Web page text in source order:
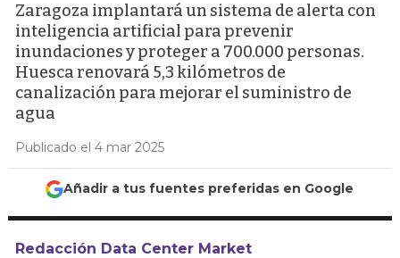
Zaragoza implantará un sistema de alerta con
inteligencia artificial para prevenir
inundaciones y proteger a 700.000 personas.
Huesca renovará 5,3 kilómetros de
canalización para mejorar el suministro de
agua
Publicado el 4 mar 2025
Añadir a tus fuentes preferidas en Google
Redacción Data Center Market